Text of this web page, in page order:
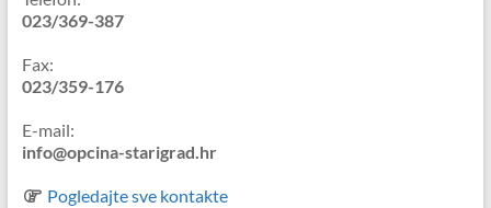
023/369-387
Fax:
023/359-176
E-mail:
info@opcina-starigrad.hr
Pogledajte sve kontakte